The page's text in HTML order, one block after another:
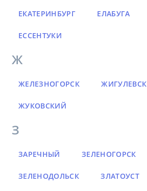
ЕКАТЕРИНБУРГ ЕЛАБУГА
ЕССЕНТУКИ
Ж
ЖЕЛЕЗНОГОРСК ЖИГУЛЕВСК
ЖУКОВСКИЙ
З
ЗАРЕЧНЫЙ ЗЕЛЕНОГОРСК
ЗЕЛЕНОДОЛЬСК ЗЛАТОУСТ